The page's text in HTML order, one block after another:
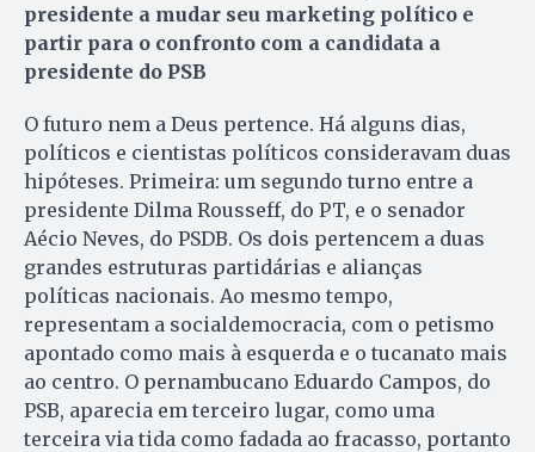
presidente a mudar seu marketing político e
partir para o confronto com a candidata a
presidente do PSB
O futuro nem a Deus pertence. Há alguns dias,
políticos e cientistas políticos consideravam duas
hipóteses. Primeira: um segundo turno entre a
presidente Dilma Rousseff, do PT, e o senador
Aécio Neves, do PSDB. Os dois pertencem a duas
grandes estruturas partidárias e alianças
políticas nacionais. Ao mesmo tempo,
representam a socialdemocracia, com o petismo
apontado como mais à esquerda e o tucanato mais
ao centro. O pernambucano Eduardo Campos, do
PSB, aparecia em terceiro lugar, como uma
terceira via tida como fadada ao fracasso, portanto